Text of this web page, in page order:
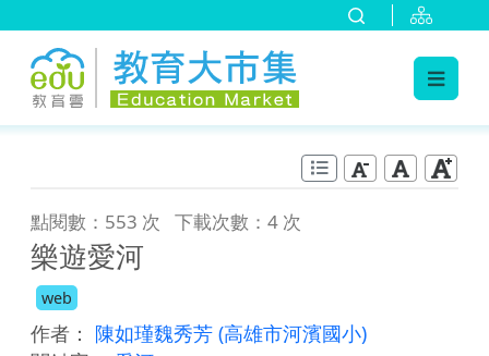
點閱數：553 次 下載次數：4 次
樂遊愛河
web
作者： 陳如瑾魏秀芳 (高雄市河濱國小)